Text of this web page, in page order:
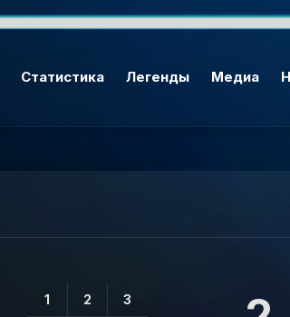
Статистика Легенды Медиа
1 2 3